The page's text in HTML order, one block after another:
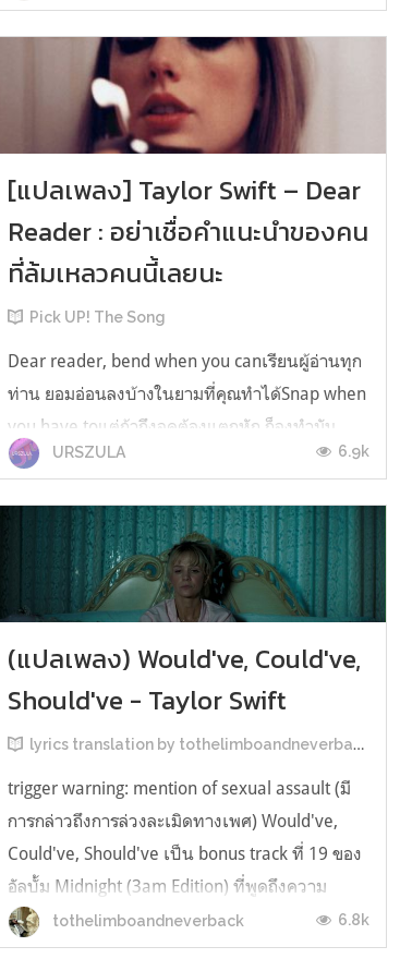
ต้นฉบับอันมีทำนองไพเราะและคำร้องสละสลวย
ตามลายเซ็นของเทย์ กับมิวสิควิดีโอ...
[แปลเพลง] Taylor Swift – Dear
Reader : อย่าเชื่อคำแนะนำของคน
ที่ล้มเหลวคนนี้เลยนะ
Pick UP! The Song
Dear reader, bend when you canเรียนผู้อ่านทุก
ท่าน ยอมอ่อนลงบ้างในยามที่คุณทำได้Snap when
you have toแต่ถ้าถึงจุดต้องแตกหัก ก็จงทำมัน
ทันทีDear reader, you don't have to
ไปซะทุกเรื่องJust 'cause they asked youแค่เพียง
เพราะเขาเอ่ยถามขึ้นมา Title:Dear Rea...
URSZULA 6.9k
(แปลเพลง) Would've, Could've,
Should've - Taylor Swift
lyrics translation by tothelimboandneverback
trigger warning: mention of sexual assault (มี
การกล่าวถึงการล่วงละเมิดทางเพศ) Would've,
Could've, Should've เป็น bonus track ที่ 19 ของ
อัลบั้ม Midnight (3am Edition) ที่พูดถึงความ
สัมพันธ์ระหว่าง Adult-minor (ผู้ใหญ่-ผู้เยาว์) โดยที่
ฝ่ายชายเข้ามา exploited หญิงสาวจนทำให้เธอ
tothelimboandneverback 6.8k